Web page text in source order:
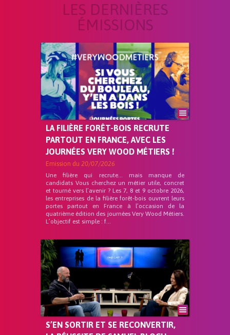
LES DERNIÈRES
ÉMISSIONS
LA FILIÈRE FORÊT-BOIS RECRUTE
PARTOUT EN FRANCE, AVEC LES
JOURNÉES VERY WOOD MÉTIERS !
Emission du 20/07/2026
Une filière qui recrute… mais manque de
candidats Vous cherchez un métier utile, concret
et tourné vers l’avenir ? Les 7, 8 et 9 octobre 2026,
les entreprises de la filière forêt-bois ouvrent leurs
portes partout en France à l’occasion de la
quatrième édition des journées Very Wood Métiers.
L’objectif est simple : f...
S’EN SORTIR ET SE RECONVERTIR,